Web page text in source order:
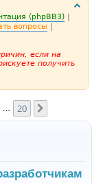
(phpBB3) |
вопросы |
если на
получить
20